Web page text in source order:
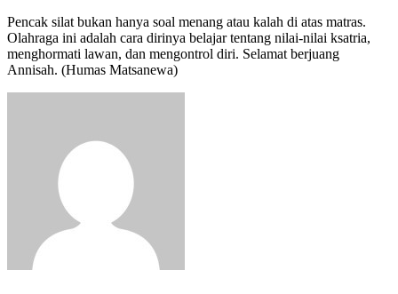
Pencak silat bukan hanya soal menang atau kalah di atas matras.
Olahraga ini adalah cara dirinya belajar tentang nilai-nilai ksatria,
menghormati lawan, dan mengontrol diri. Selamat berjuang
Annisah. (Humas Matsanewa)